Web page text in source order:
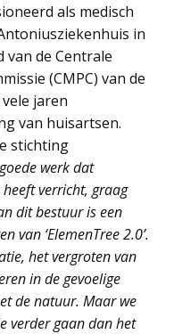
als medisch
in
van de Centrale
(CMPC) van de
jaren
van huisartsen.
stichting
werk dat
verricht, graag
dit bestuur is een
van ‘ElemenTree2.0’.
het vergroten van
in de gevoelige
de natuur. Maar we
verder gaan dan het